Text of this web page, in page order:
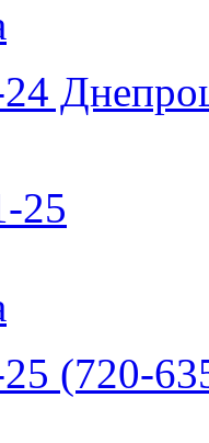
(720-